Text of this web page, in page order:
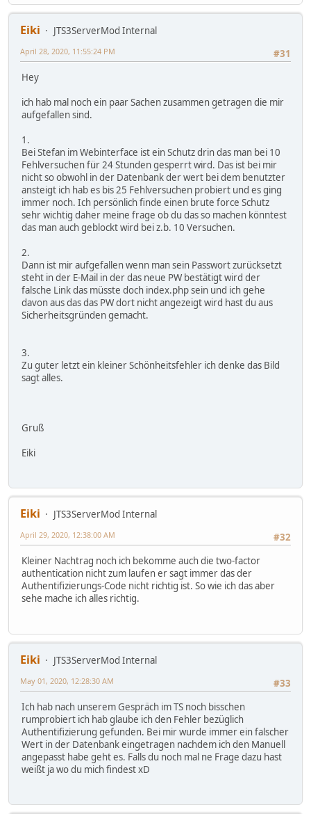
Eiki
JTS3ServerMod Internal
#31
April 28, 2020, 11:55:24 PM
Hey
ich hab mal noch ein paar Sachen zusammen getragen die mir
aufgefallen sind.
1.
Bei Stefan im Webinterface ist ein Schutz drin das man bei 10
Fehlversuchen für 24 Stunden gesperrt wird. Das ist bei mir
nicht so obwohl in der Datenbank der wert bei dem benutzter
ansteigt ich hab es bis 25 Fehlversuchen probiert und es ging
immer noch. Ich persönlich finde einen brute force Schutz
sehr wichtig daher meine frage ob du das so machen könntest
das man auch geblockt wird bei z.b. 10 Versuchen.
2.
Dann ist mir aufgefallen wenn man sein Passwort zurücksetzt
steht in der E-Mail in der das neue PW bestätigt wird der
falsche Link das müsste doch index.php sein und ich gehe
davon aus das das PW dort nicht angezeigt wird hast du aus
Sicherheitsgründen gemacht.
3.
Zu guter letzt ein kleiner Schönheitsfehler ich denke das Bild
sagt alles.
Gruß
Eiki
Eiki
JTS3ServerMod Internal
#32
April 29, 2020, 12:38:00 AM
Kleiner Nachtrag noch ich bekomme auch die two-factor
authentication nicht zum laufen er sagt immer das der
Authentifizierungs-Code nicht richtig ist. So wie ich das aber
sehe mache ich alles richtig.
Eiki
JTS3ServerMod Internal
#33
May 01, 2020, 12:28:30 AM
Ich hab nach unserem Gespräch im TS noch bisschen
rumprobiert ich hab glaube ich den Fehler bezüglich
Authentifizierung gefunden. Bei mir wurde immer ein falscher
Wert in der Datenbank eingetragen nachdem ich den Manuell
angepasst habe geht es. Falls du noch mal ne Frage dazu hast
weißt ja wo du mich findest xD